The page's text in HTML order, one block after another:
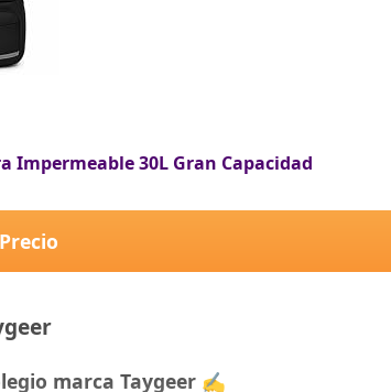
Impermeable 30L Gran Capacidad
marca Taygeer ✍